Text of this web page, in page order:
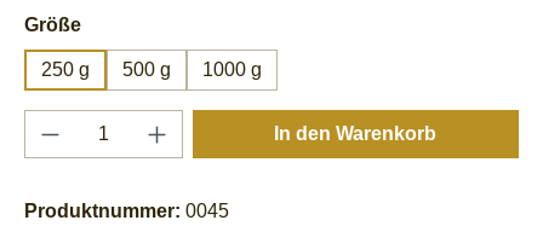
Größeauswählen
250 g 500 g 1000 g
Produkt Anzahl: Gib den gewünschten
In den Warenkorb
Produktnummer: 0045